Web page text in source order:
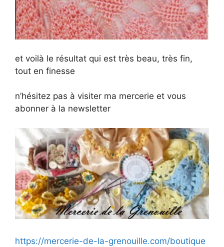
et voilà le résultat qui est très beau, très fin,
tout en finesse
n’hésitez pas à visiter ma mercerie et vous
abonner à la newsletter
https://mercerie-de-la-grenouille.com/boutique